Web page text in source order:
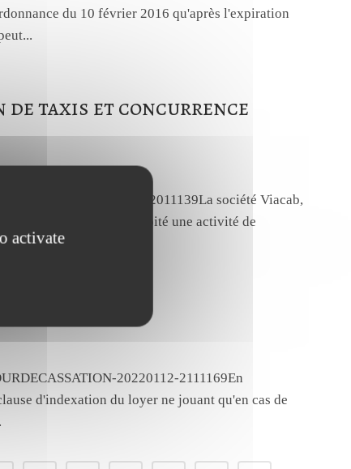
du 10 février 2016 qu'après l'expiration
de taxis et concurrence
20220112-2011139La société Viacab,
2011 à juin 2017, exploité une activité de
20220112-2111169En
d'indexation du loyer ne jouant qu'en cas de
activate